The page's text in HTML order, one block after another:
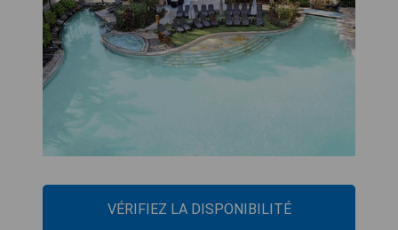
VÉRIFIEZ LA DISPONIBILITÉ